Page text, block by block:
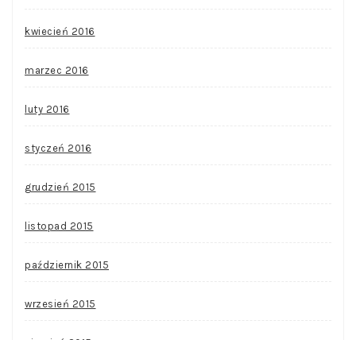
kwiecień 2016
marzec 2016
luty 2016
styczeń 2016
grudzień 2015
listopad 2015
październik 2015
wrzesień 2015